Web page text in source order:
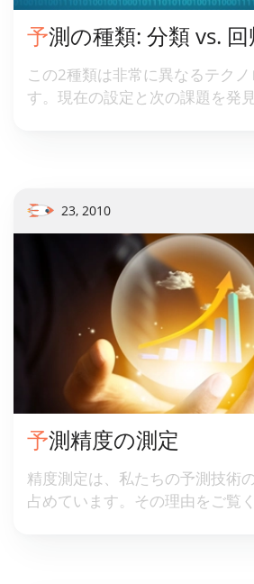
予測の種類: 分類 vs.
この2種類は非常に異なるテク
す。現在の設定と次の課題を発
23, 2010
予測精度の測定
精度測定は、私たちの予測技術
占めています。その理由をご覧く